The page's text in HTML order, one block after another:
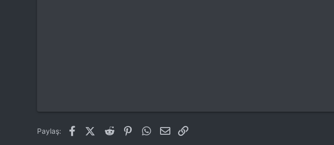
Paylaş: FacebookX (Twitter)
Reddit PinterestWhatsApp
E-posta